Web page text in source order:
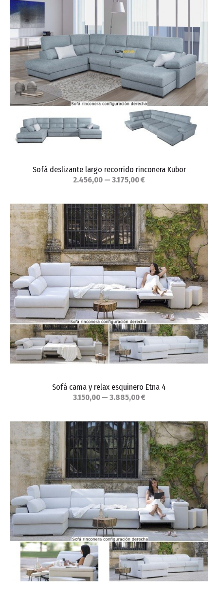
Sofá deslizante largo recorrido rinconera Kubor
2.456,00 — 3.175,00 €
Sofá cama y relax esquinero Etna 4
3.150,00 — 3.885,00 €